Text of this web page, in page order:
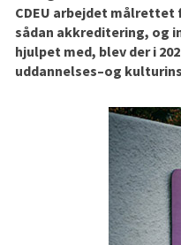
CDEU arbejdet målrettet
sådan akkreditering, og
hjulpet med, blev der i
uddannelses–og